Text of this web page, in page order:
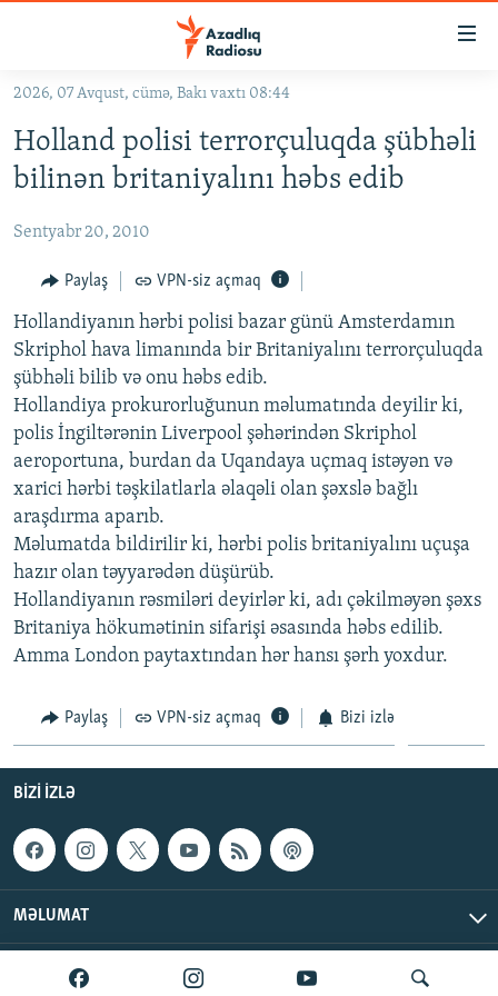
Əsas
qayıt
Əsas
qayıt
#ƏSLINDƏ
FƏRQƏ BAX
QANUNI DOĞRU
ARAŞDIRMA
MULTIMEDIA
VIDEO
FOTOQALEREYA
İNFOQRAFIKA
KARIKATURA
RADIO ARXIV
OXU ZALI
AZƏRBAYCAN ƏDƏBIYYATI KITABXANASI
İSLAM VƏ DEMOKRATIYA
İZ - MƏDƏNIYYƏT PROQRAMI
HAQQIMIZDA
MISSIYAMIZ
PEŞƏ ETIKASI VƏ JURNALISTIKA STANDARTLARIMIZ
MATERIALLARIMIZDAN ISTIFADƏ
AZADLIQRADIOSU MOBIL TELEFONUNUZDA
XƏBƏR BÜLLETENLƏRIMIZ
BIZI IZLƏ
RFE/RL-in bütün saytları
2026, 07 Avqust, cümə, Bakı vaxtı 08:44
Holland polisi terrorçuluqda şübhəli
bilinən britaniyalını həbs edib
Sentyabr 20, 2010
Paylaş VPN-siz açmaq
Hollandiyanın hərbi polisi bazar günü Amsterdamın
Skriphol hava limanında bir Britaniyalını terrorçuluqda
şübhəli bilib və onu həbs edib.
Hollandiya prokurorluğunun məlumatında deyilir ki,
polis İngiltərənin Liverpool şəhərindən Skriphol
aeroportuna, burdan da Uqandaya uçmaq istəyən və
xarici hərbi təşkilatlarla əlaqəli olan şəxslə bağlı
araşdırma aparıb.
Məlumatda bildirilir ki, hərbi polis britaniyalını uçuşa
hazır olan təyyarədən düşürüb.
Hollandiyanın rəsmiləri deyirlər ki, adı çəkilməyən şəxs
Britaniya hökumətinin sifarişi əsasında həbs edilib.
Amma London paytaxtından hər hansı şərh yoxdur.
Paylaş VPN-siz açmaq Bizi izlə
BIZI IZLƏ
MƏLUMAT
AzadlıqRadiosu © 2026 Inc. | Bütün hüquqlar qorunur